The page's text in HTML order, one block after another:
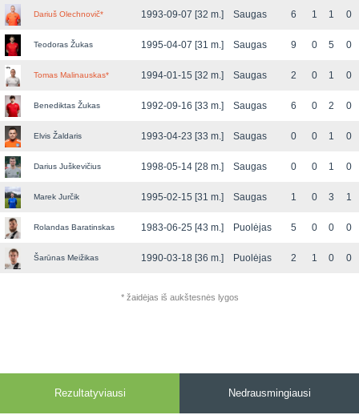
Dariuš Olechnovič* 1993-09-07 [32 m.] Saugas 6 1 1 0
Teodoras Žukas 1995-04-07 [31 m.] Saugas 9 0 5 0
Tomas Malinauskas* 1994-01-15 [32 m.] Saugas 2 0 1 0
Benediktas Žukas 1992-09-16 [33 m.] Saugas 6 0 2 0
Elvis Žaldaris 1993-04-23 [33 m.] Saugas 0 0 1 0
Darius Juškevičius 1998-05-14 [28 m.] Saugas 0 0 1 0
Marek Jurčik 1995-02-15 [31 m.] Saugas 1 0 3 1
Rolandas Baratinskas 1983-06-25 [43 m.] Puolėjas 5 0 0 0
Šarūnas Meižikas 1990-03-18 [36 m.] Puolėjas 2 1 0 0
* žaidėjas iš aukštesnės lygos
Rezultatyviausi Nedrausmingiausi